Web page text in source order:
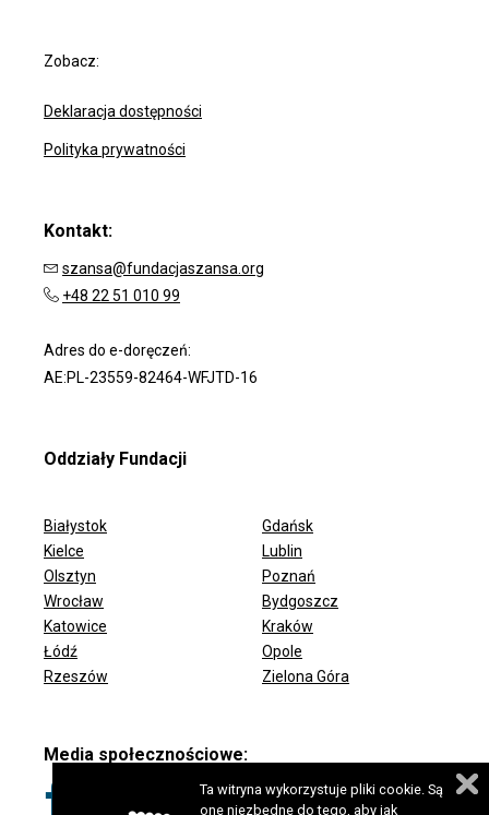
Zobacz:
Deklaracja dostępności
Polityka prywatności
Kontakt:
szansa@fundacjaszansa.org
+48 22 51 010 99
Adres do e-doręczeń:
AE:PL-23559-82464-WFJTD-16
Oddziały Fundacji
ODDZIAŁY FUNDACJI
Białystok
Gdańsk
Kielce
Lublin
Olsztyn
Poznań
Wrocław
Bydgoszcz
Katowice
Kraków
Łódź
Opole
Rzeszów
Zielona Góra
Media społecznościowe:
Ta witryna wykorzystuje pliki cookie. Są
one niezbędne do tego, aby jak